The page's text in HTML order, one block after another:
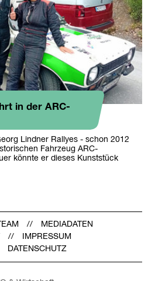
in der ARC-
Lindner Rallyes - schon 2012
Fahrzeug ARC-
könnte er dieses Kunststück
TEAM
MEDIADATEN
IMPRESSUM
DATENSCHUTZ